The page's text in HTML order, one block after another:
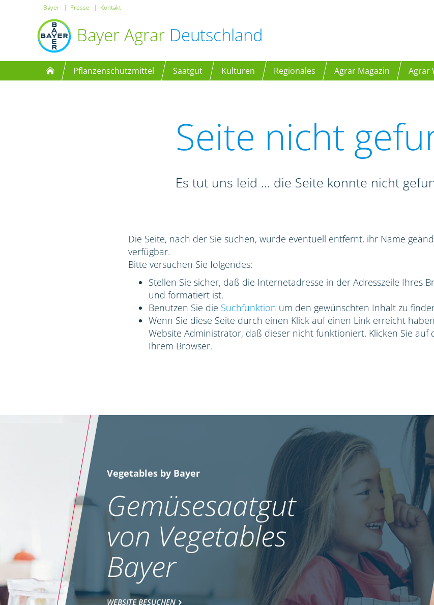
Bayer Presse Kontakt
Bayer Agrar Deutschland
Pflanzenschutzmittel Saatgut Kulturen Regionales Agrar Magazin Agrar
Seite nicht
Es tut uns leid ... die Seite konnte nicht
Die Seite, nach der Sie suchen, wurde eventuell entfernt, ihr Name
verfügbar.
Bitte versuchen Sie folgendes:
Stellen Sie sicher, daß die Internetadresse in der Adresszeile Ihres
und formatiert ist.
Benutzen Sie die Suchfunktion um den gewünschten Inhalt zu
Wenn Sie diese Seite durch einen Klick auf einen Link erreicht
Website Administrator, daß dieser nicht funktioniert. Klicken Sie auf
Ihrem Browser.
Vegetables by Bayer
Gemüsesaatgut
von Vegetables
Bayer
WEBSITE BESUCHEN